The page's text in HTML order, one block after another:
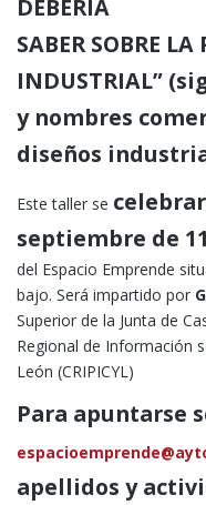
DEBERÍA
SABER SOBRE
INDUSTRIAL”
y nombres
diseños
Este taller se
septiembre de
del Espacio Emprende
bajo. Será impartido por
Superior de la Junta de
Regional de Información
León (CRIPICYL)
Para apuntarse
apellidos y